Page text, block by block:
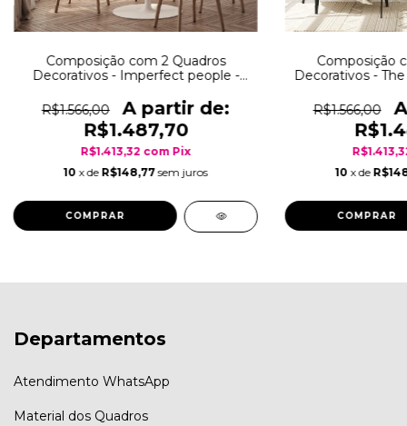
Composição com 2 Quadros
Decorativos - Imperfect people -
R$1.566,00
R$1.487,70
R$1.413,32 com Pix
10 x de R$148,77 sem juros
COMPRAR
Composição
Decorativos -
R$1.566,00
10 x de
COMPRAR
Departamentos
Atendimento WhatsApp
Material dos Quadros